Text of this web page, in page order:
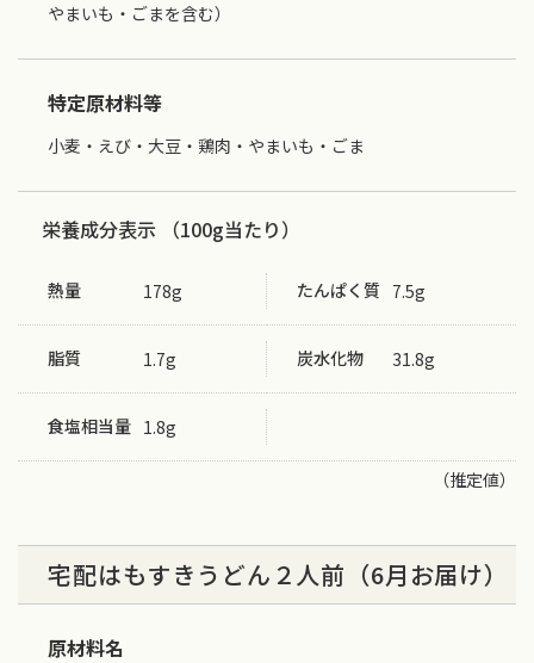
やまいも・ごまを含む）
特定原材料等
小麦・えび・大豆・鶏肉・やまいも・ごま
栄養成分表示 （100g当たり）
熱量 178g たんぱく質 7.5g
脂質 1.7g 炭水化物 31.8g
食塩相当量 1.8g
（推定値）
宅配はもすきうどん２人前（6月お届け）
原材料名